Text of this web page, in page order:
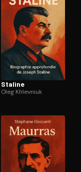
Staline
Oleg Khlevniuk